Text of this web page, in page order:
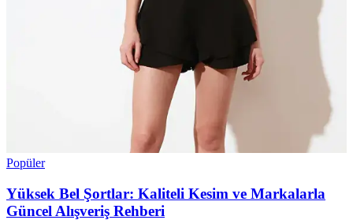
Popüler
Yüksek Bel Şortlar: Kaliteli Kesim ve Markalarla
Güncel Alışveriş Rehberi